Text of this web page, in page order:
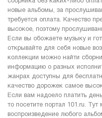
новые альбомы, за
требуется оплата. Качество
высокое, поэтому
Если вы обожаете музыку и
открывайте для себя новые
коллекции можно найти
информацию о разных
жанрах доступны для
качество дорожек самое
Если вам надоело платить
то посетите портал 101.ru.
воспроизведение любого